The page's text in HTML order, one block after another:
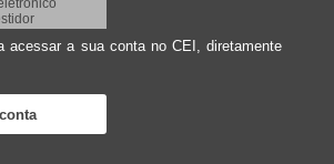
acessar a sua conta no CEI, diretamente